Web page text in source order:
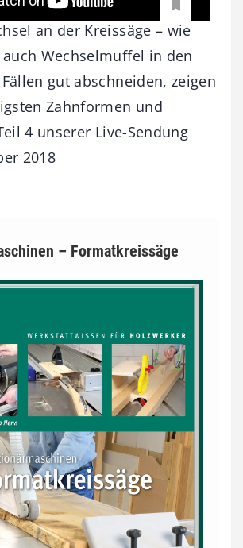
an der Kreissäge – wie
Wechselmuffel in den
gut abschneiden, zeigen
Zahnformen und
4 unserer Live-Sendung
2018
– Formatkreissäge